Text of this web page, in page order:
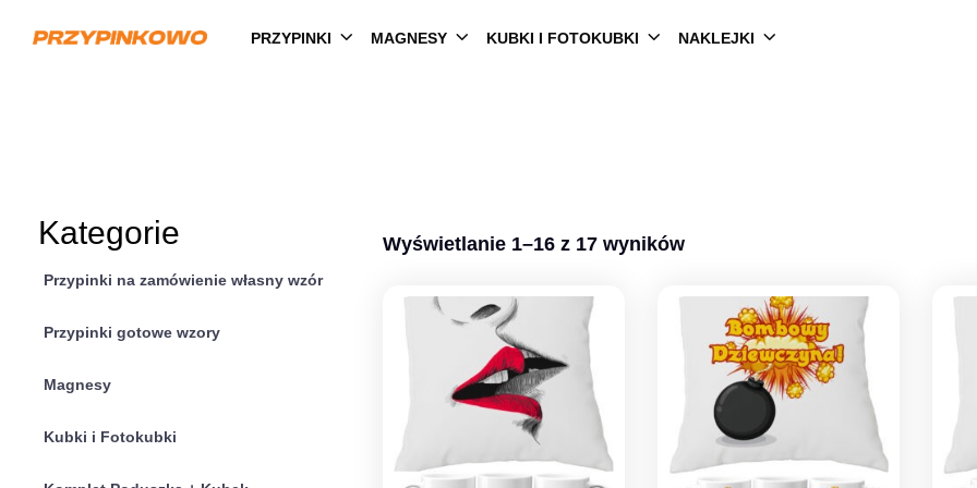
PRZYPINKI MAGNESY KUBKI I FOTOKUBKI NAKLEJKI
Kategorie
Przypinki na zamówienie własny wzór
Przypinki gotowe wzory
Magnesy
Kubki i Fotokubki
Wyświetlanie 1–16 z 17 wyników